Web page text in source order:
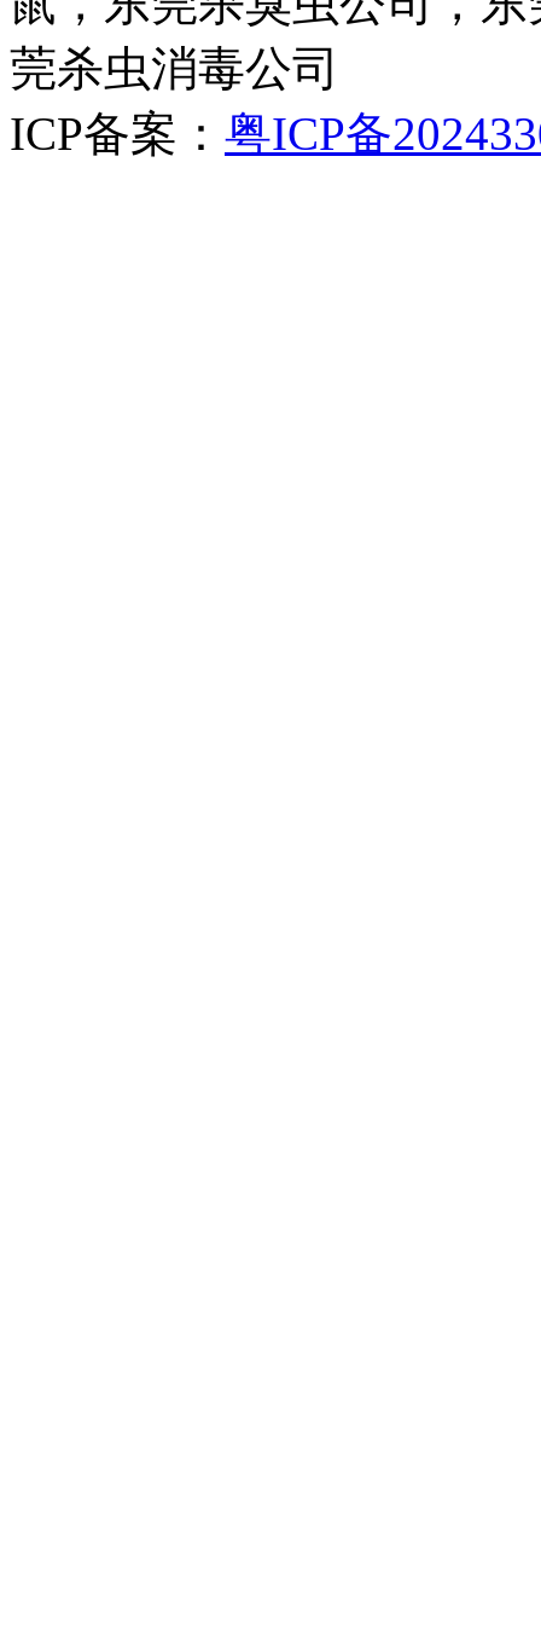
莞杀虫消毒公司
ICP备案： 粤ICP备